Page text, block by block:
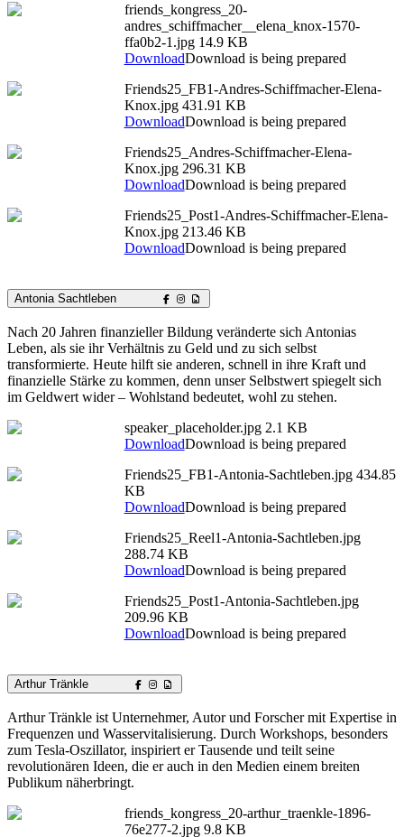
friends_kongress_20-
andres_schiffmacher__elena_knox-1570-
ffa0b2-1.jpg 14.9 KB
DownloadDownload is being prepared
Friends25_FB1-Andres-Schiffmacher-Elena-
Knox.jpg 431.91 KB
DownloadDownload is being prepared
Friends25_Andres-Schiffmacher-Elena-
Knox.jpg 296.31 KB
DownloadDownload is being prepared
Friends25_Post1-Andres-Schiffmacher-Elena-
Knox.jpg 213.46 KB
DownloadDownload is being prepared
Antonia Sachtleben
Nach 20 Jahren finanzieller Bildung veränderte sich Antonias
Leben, als sie ihr Verhältnis zu Geld und zu sich selbst
transformierte. Heute hilft sie anderen, schnell in ihre Kraft und
finanzielle Stärke zu kommen, denn unser Selbstwert spiegelt sich
im Geldwert wider – Wohlstand bedeutet, wohl zu stehen.
speaker_placeholder.jpg 2.1 KB
DownloadDownload is being prepared
Friends25_FB1-Antonia-Sachtleben.jpg 434.85
KB
DownloadDownload is being prepared
Friends25_Reel1-Antonia-Sachtleben.jpg
288.74 KB
DownloadDownload is being prepared
Friends25_Post1-Antonia-Sachtleben.jpg
209.96 KB
DownloadDownload is being prepared
Arthur Tränkle
Arthur Tränkle ist Unternehmer, Autor und Forscher mit Expertise in
Frequenzen und Wasservitalisierung. Durch Workshops, besonders
zum Tesla-Oszillator, inspiriert er Tausende und teilt seine
revolutionären Ideen, die er auch in den Medien einem breiten
Publikum näherbringt.
friends_kongress_20-arthur_traenkle-1896-
76e277-2.jpg 9.8 KB